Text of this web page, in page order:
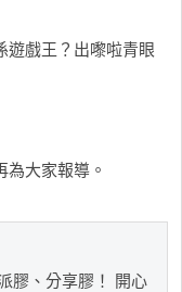
遊戲王？出嚟啦青眼
為大家報導。
膠、分享膠！ 開心